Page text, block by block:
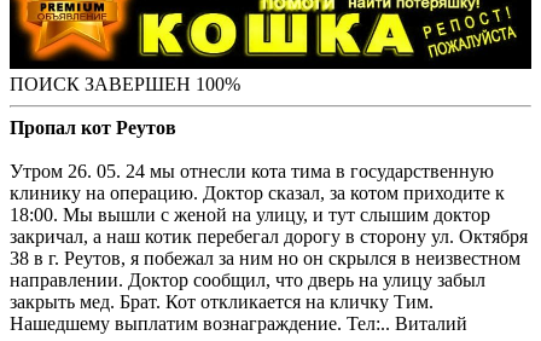
ПОИСК ЗАВЕРШЕН 100%
Пропал кот Реутов
Утром 26. 05. 24 мы отнесли кота тима в государственную
клинику на операцию. Доктор сказал, за котом приходите к
18:00. Мы вышли с женой на улицу, и тут слышим доктор
закричал, а наш котик перебегал дорогу в сторону ул. Октября
38 в г. Реутов, я побежал за ним но он скрылся в неизвестном
направлении. Доктор сообщил, что дверь на улицу забыл
закрыть мед. Брат. Кот откликается на кличку Тим.
Нашедшему выплатим вознаграждение. Тел:.. Виталий